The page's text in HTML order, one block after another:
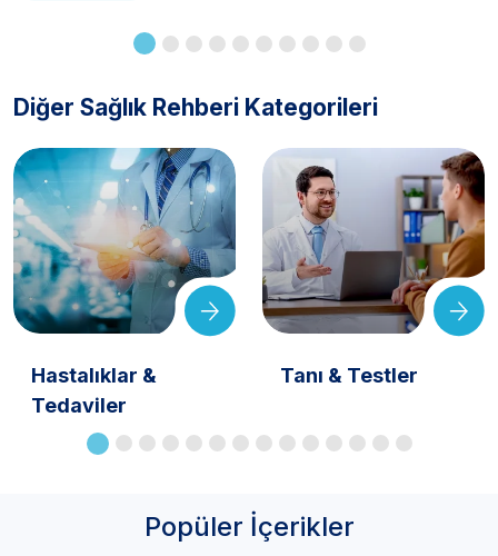
Diğer Sağlık Rehberi Kategorileri
Hastalıklar &
Tedaviler
Tanı & Testler
Popüler İçerikler